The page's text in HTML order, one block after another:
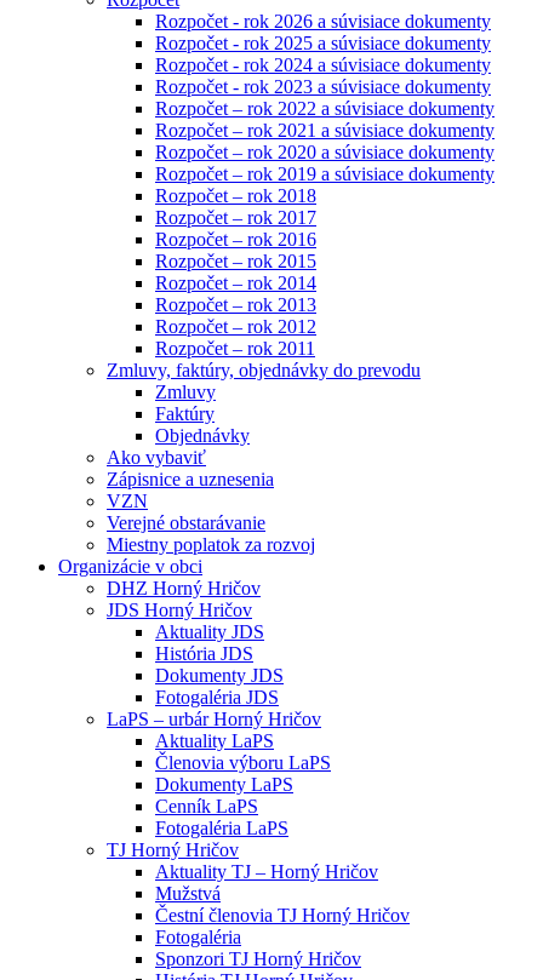
Rozpočet - rok 2026 a súvisiace dokumenty
Rozpočet - rok 2025 a súvisiace dokumenty
Rozpočet - rok 2024 a súvisiace dokumenty
Rozpočet - rok 2023 a súvisiace dokumenty
Rozpočet – rok 2022 a súvisiace dokumenty
Rozpočet – rok 2021 a súvisiace dokumenty
Rozpočet – rok 2020 a súvisiace dokumenty
Rozpočet – rok 2019 a súvisiace dokumenty
Rozpočet – rok 2018
Rozpočet – rok 2017
Rozpočet – rok 2016
Rozpočet – rok 2015
Rozpočet – rok 2014
Rozpočet – rok 2013
Rozpočet – rok 2012
Rozpočet – rok 2011
Zmluvy, faktúry, objednávky do prevodu
Zmluvy
Faktúry
Objednávky
Ako vybaviť
Zápisnice a uznesenia
VZN
Verejné obstarávanie
Miestny poplatok za rozvoj
Organizácie v obci
DHZ Horný Hričov
JDS Horný Hričov
Aktuality JDS
História JDS
Dokumenty JDS
Fotogaléria JDS
LaPS – urbár Horný Hričov
Aktuality LaPS
Členovia výboru LaPS
Dokumenty LaPS
Cenník LaPS
Fotogaléria LaPS
TJ Horný Hričov
Aktuality TJ – Horný Hričov
Mužstvá
Čestní členovia TJ Horný Hričov
Fotogaléria
Sponzori TJ Horný Hričov